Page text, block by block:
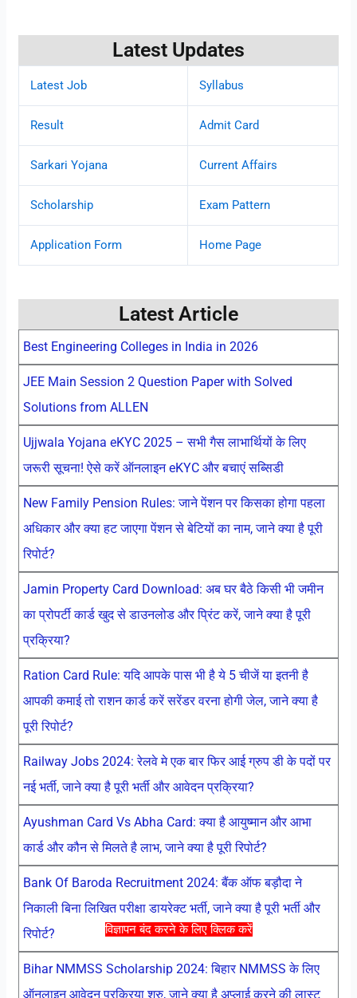
विज्ञापन बंद करने के लिए क्लिक करें
Latest Updates
Latest Job Syllabus
Result Admit Card
Sarkari Yojana Current Affairs
Scholarship Exam Pattern
Application Form Home Page
Latest Article
Best Engineering Colleges in India in 2026
JEE Main Session 2 Question Paper with Solved
Solutions from ALLEN
Ujjwala Yojana eKYC 2025 – सभी गैस लाभार्थियों के लिए
जरूरी सूचना! ऐसे करें ऑनलाइन eKYC और बचाएं सब्सिडी
New Family Pension Rules: जाने पेंशन पर किसका होगा पहला
अधिकार और क्या हट जाएगा पेंशन से बेटियों का नाम, जाने क्या है पूरी
रिपोर्ट?
Jamin Property Card Download: अब घर बैठे किसी भी जमीन
का प्रोपर्टी कार्ड खुद से डाउनलोड और प्रिंट करें, जाने क्या है पूरी
प्रक्रिया?
Ration Card Rule: यदि आपके पास भी है ये 5 चीजें या इतनी है
आपकी कमाई तो राशन कार्ड करें सरेंडर वरना होगी जेल, जाने क्या है
पूरी रिपोर्ट?
Railway Jobs 2024: रेलवे मे एक बार फिर आई ग्रुप डी के पदों पर
नई भर्ती, जाने क्या है पूरी भर्ती और आवेदन प्रक्रिया?
Ayushman Card Vs Abha Card: क्या है आयुष्मान और आभा
कार्ड और कौन से मिलते है लाभ, जाने क्या है पूरी रिपोर्ट?
Bank Of Baroda Recruitment 2024: बैंक ऑफ बड़ौदा ने
निकाली बिना लिखित परीक्षा डायरेक्ट भर्ती, जाने क्या है पूरी भर्ती और
रिपोर्ट?
Bihar NMMSS Scholarship 2024: बिहार NMMSS के लिए
ऑनलाइन आवेदन प्रक्रिया शुरु, जाने क्या है अप्लाई करने की लास्ट